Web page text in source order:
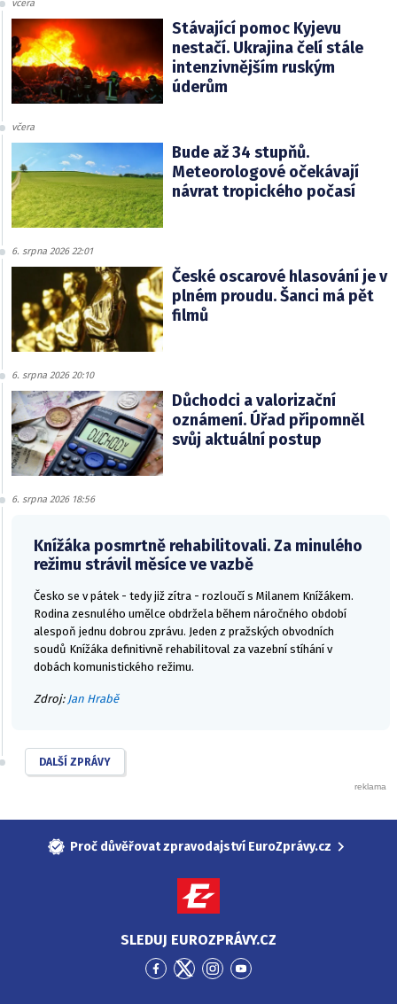
včera
Stávající pomoc Kyjevu
nestačí. Ukrajina čelí stále
intenzivnějším ruským
úderům
včera
Bude až 34 stupňů.
Meteorologové očekávají
návrat tropického počasí
6. srpna 2026 22:01
České oscarové hlasování je v
plném proudu. Šanci má pět
filmů
6. srpna 2026 20:10
Důchodci a valorizační
oznámení. Úřad připomněl
svůj aktuální postup
6. srpna 2026 18:56
Knížáka posmrtně rehabilitovali. Za minulého
režimu strávil měsíce ve vazbě
Česko se v pátek - tedy již zítra - rozloučí s Milanem Knížákem.
Rodina zesnulého umělce obdržela během náročného období
alespoň jednu dobrou zprávu. Jeden z pražských obvodních
soudů Knížáka definitivně rehabilitoval za vazební stíhání v
dobách komunistického režimu.
Zdroj: Jan Hrabě
DALŠÍ ZPRÁVY
Proč důvěřovat zpravodajství EuroZprávy.cz
SLEDUJ EUROZPRÁVY.CZ
PřejítPřejítPřejítPřejít